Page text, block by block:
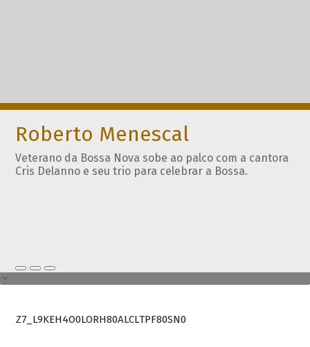
Roberto Menescal
Veterano da Bossa Nova sobe ao palco com a cantora
Cris Delanno e seu trio para celebrar a Bossa.
Z7_L9KEH4O0LORH80ALCLTPF80SN0